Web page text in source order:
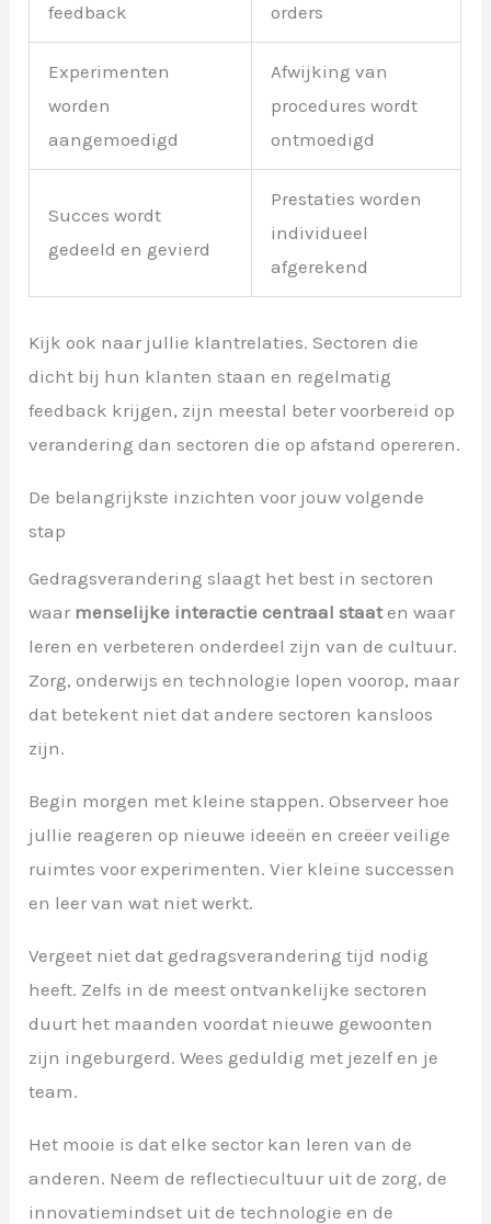
feedback
orders
Experimenten
worden
aangemoedigd
Afwijking van
procedures wordt
ontmoedigd
Succes wordt
gedeeld en gevierd
Prestaties worden
individueel
afgerekend
Kijk ook naar jullie klantrelaties. Sectoren die
dicht bij hun klanten staan en regelmatig
feedback krijgen, zijn meestal beter voorbereid op
verandering dan sectoren die op afstand opereren.
De belangrijkste inzichten voor jouw volgende
stap
Gedragsverandering slaagt het best in sectoren
waar menselijke interactie centraal staaten waar
leren en verbeteren onderdeel zijn van de cultuur.
Zorg, onderwijs en technologie lopen voorop, maar
dat betekent niet dat andere sectoren kansloos
zijn.
Begin morgen met kleine stappen. Observeer hoe
jullie reageren op nieuwe ideeën en creëer veilige
ruimtes voor experimenten. Vier kleine successen
en leer van wat niet werkt.
Vergeet niet dat gedragsverandering tijd nodig
heeft. Zelfs in de meest ontvankelijke sectoren
duurt het maanden voordat nieuwe gewoonten
zijn ingeburgerd. Wees geduldig met jezelf en je
team.
Het mooie is dat elke sector kan leren van de
anderen. Neem de reflectiecultuur uit de zorg, de
innovatiemindset uit de technologie en de